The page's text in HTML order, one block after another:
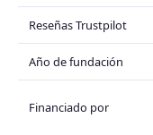
Reseñas Trustpilot
Año de fundación
Financiado por